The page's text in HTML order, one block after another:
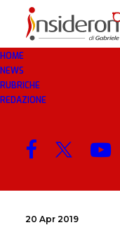
HOME
NEWS
RUBRICHE
REDAZIONE
YOUTUBER
MENU
20 Apr 2019